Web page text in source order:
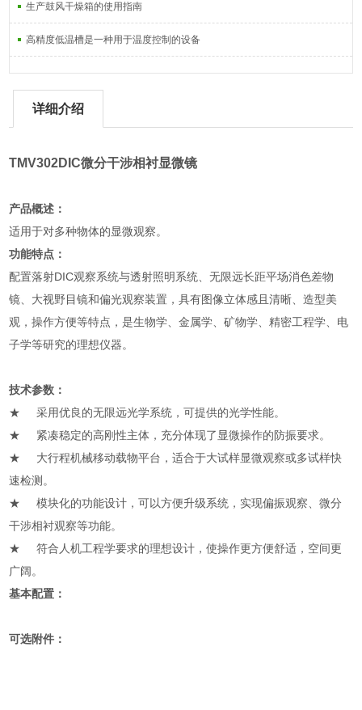
生产鼓风干燥箱的使用指南
高精度低温槽是一种用于温度控制的设备
详细介绍
TMV302DIC微分干涉相衬显微镜
产品概述：
适用于对多种物体的显微观察。
功能特点：
配置落射DIC观察系统与透射照明系统、无限远长距平场消色差物
镜、大视野目镜和偏光观察装置，具有图像立体感且清晰、造型美
观，操作方便等特点，是生物学、金属学、矿物学、精密工程学、电
子学等研究的理想仪器。
技术参数：
★ 采用优良的无限远光学系统，可提供的光学性能。
★ 紧凑稳定的高刚性主体，充分体现了显微操作的防振要求。
★ 大行程机械移动载物平台，适合于大试样显微观察或多试样快
速检测。
★ 模块化的功能设计，可以方便升级系统，实现偏振观察、微分
干涉相衬观察等功能。
★ 符合人机工程学要求的理想设计，使操作更方便舒适，空间更
广阔。
基本配置：
可选附件：